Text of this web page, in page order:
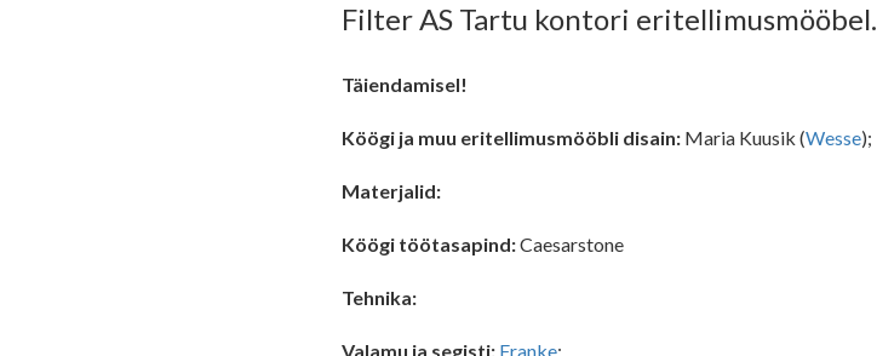
Filter AS Tartu kontori eritellimusmööbel.
Täiendamisel!
Köögi ja muu eritellimusmööbli disain: Maria Kuusik (Wesse);
Materjalid:
Köögi töötasapind:Caesarstone
Tehnika:
Valamu ja segisti: Franke;